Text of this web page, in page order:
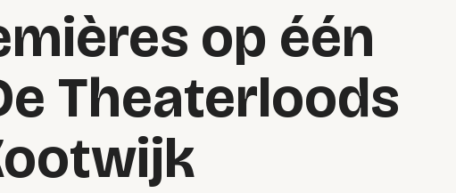
op één
Theaterloods